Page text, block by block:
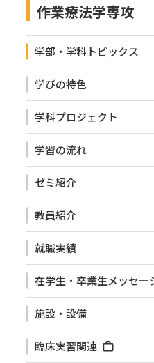
作業療法学専攻
学部・学科トピックス
学びの特色
学科プロジェクト
学習の流れ
ゼミ紹介
教員紹介
就職実績
在学生・卒業生メッセー
施設・設備
臨床実習関連